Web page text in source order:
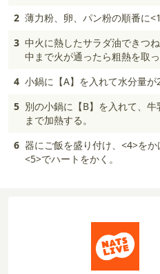
2 薄力粉、卵、パン粉の順番に
3 中火に熱したサラダ油できつ
中まで火が通ったら粗熱を取
4 小鍋に【A】を入れて水分量が
5 別の小鍋に【B】を入れて、
まで加熱する。
6 器にご飯を盛り付け、<4>をか
<5>でハートをかく。